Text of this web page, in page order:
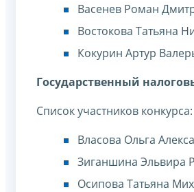
Васенев Роман
Востокова Татьяна
Кокурин Артур
Государственный
Список участников конкурса:
Власова Ольга
Зиганшина Эльвира
Осипова Татьяна